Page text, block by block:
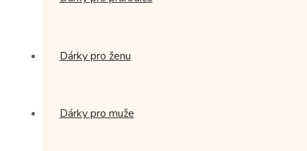
Dárky pro ženu
Dárky pro muže